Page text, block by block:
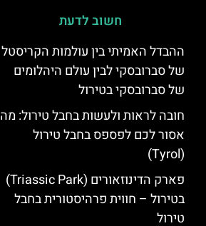
חשוב לדעת
ההבדל האמיתי בין עולמות הקריסטל
של סברובסקי לבין עולם היהלומים
של סברובסקי בטירול
חובה לראות ולעשות בחבל טירול: מה
אסור לכם לפספס בחבל טירול
(Tyrol)
פארק הדינוזאורים (Triassic Park)
בטירול – חווית פרהיסטורית בחבל
טירול